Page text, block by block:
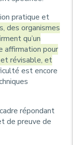
pratique et
des organismes
qu’un
affirmation pour
révisable, et
est encore
répondant
de preuve de